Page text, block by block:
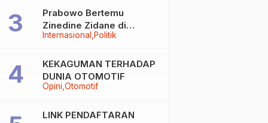
Internasional Politik
Prabowo Bertemu
Zinedine Zidane di
Davos, Momen Hangat di
Opini Otomotif
KEKAGUMAN TERHADAP
DUNIA OTOMOTIF
LINK PENDAFTARAN